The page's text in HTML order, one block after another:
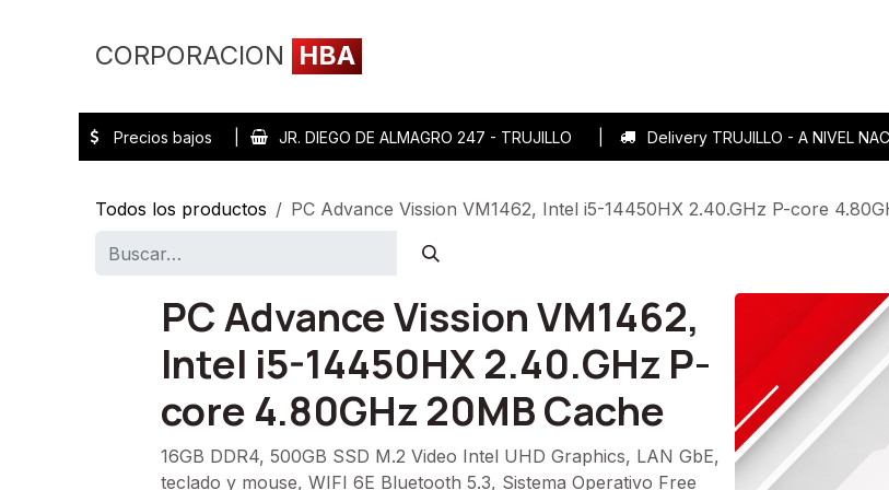
CORPORACION HBAInicio
Precios bajos | JR. DIEGO DE ALMAGRO 247 - TRUJILLO | Delivery TRUJILLO - A
Todos los productos PC Advance Vission VM1462, Intel i5-14450HX 2.40.GHz P-core
PC Advance Vission VM1462,
Intel i5-14450HX 2.40.GHz P-
core 4.80GHz 20MB Cache
16GB DDR4, 500GB SSD M.2 Video Intel UHD Graphics, LAN GbE,
teclado y mouse, WIFI 6E Bluetooth 5.3, Sistema Operativo Free